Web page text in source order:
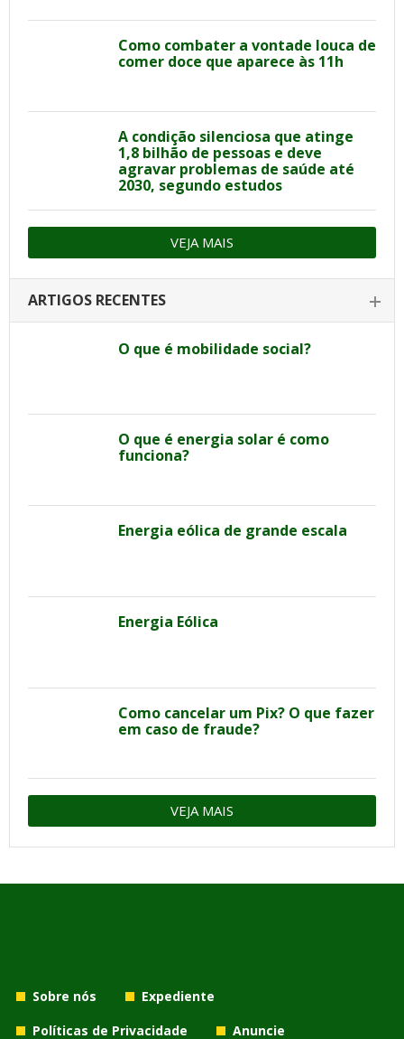
Como combater a vontade louca de
comer doce que aparece às 11h
A condição silenciosa que atinge
1,8 bilhão de pessoas e deve
agravar problemas de saúde até
2030, segundo estudos
VEJA MAIS
ARTIGOS RECENTES
O que é mobilidade social?
O que é energia solar é como
funciona?
Energia eólica de grande escala
Energia Eólica
Como cancelar um Pix? O que fazer
em caso de fraude?
VEJA MAIS
Sobre nós
Expediente
Políticas de Privacidade
Anuncie